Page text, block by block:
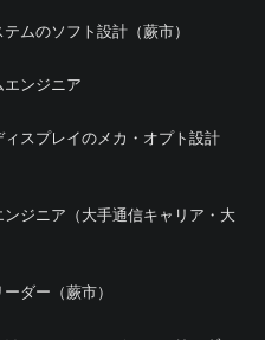
ムのソフト設計（蕨市）
エンジニア
ィスプレイのメカ・オプト設計
ンジニア（大手通信キャリア・大
ダー（蕨市）